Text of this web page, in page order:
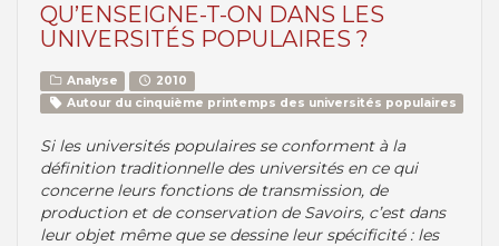
QU’ENSEIGNE-T-ON DANS LES
UNIVERSITÉS POPULAIRES ?
Analyse
2010
Autour du cinquième printemps des universités populaires
Si les universités populaires se conforment à la
définition traditionnelle des universités en ce qui
concerne leurs fonctions de transmission, de
production et de conservation de Savoirs, c’est dans
leur objet même que se dessine leur spécificité : les